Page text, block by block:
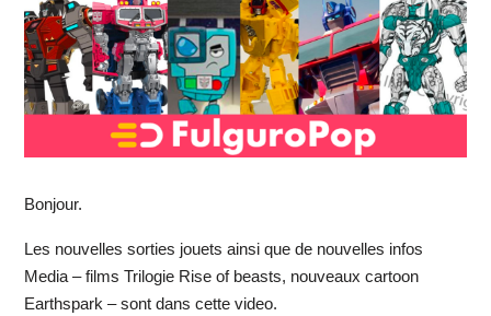
Bonjour.
Les nouvelles sorties jouets ainsi que de nouvelles infos
Media – films Trilogie Rise of beasts, nouveaux cartoon
Earthspark – sont dans cette video.